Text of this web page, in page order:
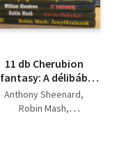
11 db Cherubion
fantasy: A délibáb
harcosai; A fény
bajnokai; A gilfek
Anthony Sheenard
Robin Mash